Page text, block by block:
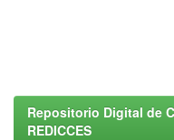
Repositorio Digital de
REDICCES